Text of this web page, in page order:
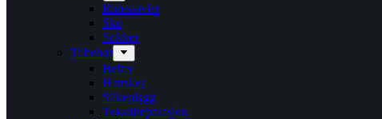
Ridestøvler
Sko
Sokker
Tilbehør
Belter
Hansker
Silkeplagg
Tekstilreparasjon